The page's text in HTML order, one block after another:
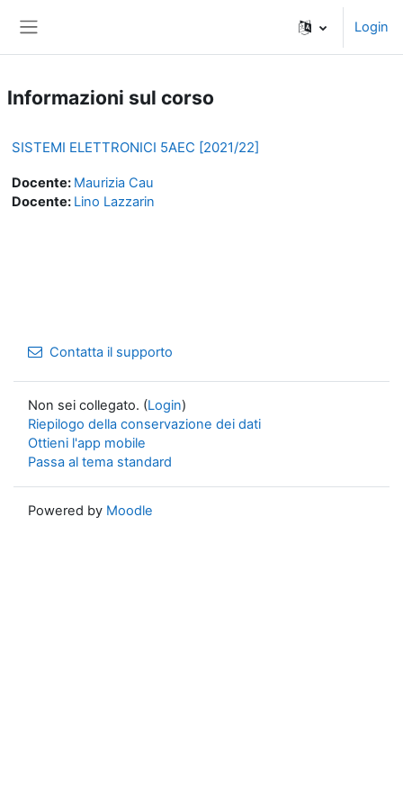
Login
Informazioni sul corso
SISTEMI ELETTRONICI 5AEC [2021/22]
Docente: Maurizia Cau
Docente: Lino Lazzarin
Contatta il supporto
Non sei collegato. (Login)
Riepilogo della conservazione dei dati
Ottieni l'app mobile
Passa al tema standard
Powered by Moodle